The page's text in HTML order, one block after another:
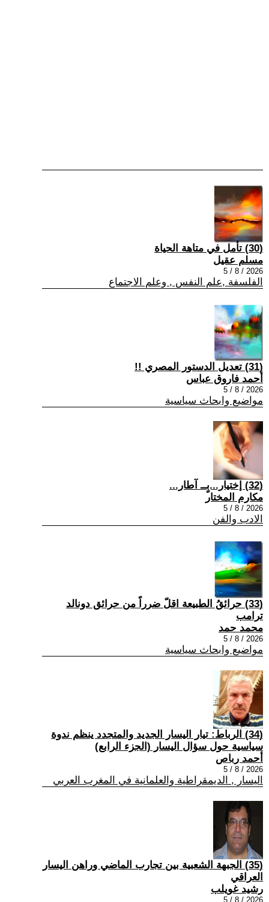
(30) تأمل في متاهة الحياة
مسلم عقيل
2026 / 8 / 5
الفلسفة ,علم النفس , وعلم الاجتماع
(31) تعديل الدستور المصري !!
أحمد فاروق عباس
2026 / 8 / 5
مواضيع وابحاث سياسية
(32) إختيار...بٍــ آطار...
مكارم المختار
2026 / 8 / 5
الادب والفن
(33) حرائقُ الطبيعة اقلّ ضرراً من حرائق دونالد
ترامب
محمد حمد
2026 / 8 / 5
مواضيع وابحاث سياسية
(34) الرباط: تيار اليسار الجديد والمتجدد ينظم ندوة
سياسية حول سؤال اليسار (الجزء الرابع)
أحمد رباص
2026 / 8 / 5
اليسار , الديمقراطية والعلمانية في المغرب العربي
(35) الجبهة الشعبية بين تجارب الماضي وراهن اليسار
العراقي
رشيد غويلب
2026 / 8 / 5